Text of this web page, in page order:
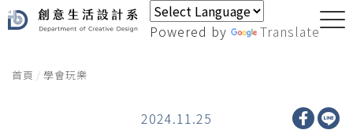
Powered by Translate
首頁 學會玩樂
2024.11.25